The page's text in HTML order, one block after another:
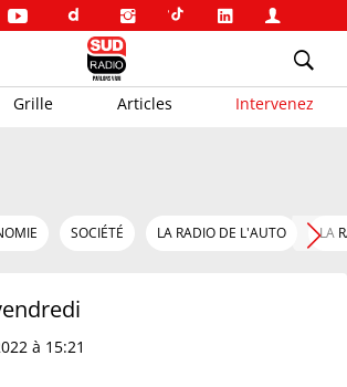
Grille Articles Intervenez
SOCIÉTÉ LA RADIO DE L'AUTO LA
à 15:21